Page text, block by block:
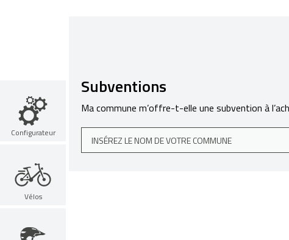
Configurateur
Vélos
Subventions
Ma commune m’offre-t-elle une subvention à